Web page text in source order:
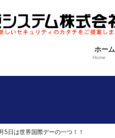
ホーム
Home
5日は世界国際デーの一つ！！